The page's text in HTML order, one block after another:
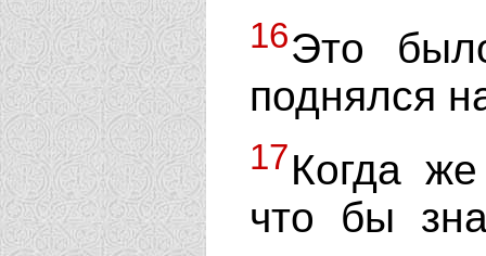
16Это
поднялся
17Когда
что бы